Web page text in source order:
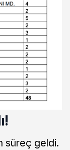
süreç geldi.